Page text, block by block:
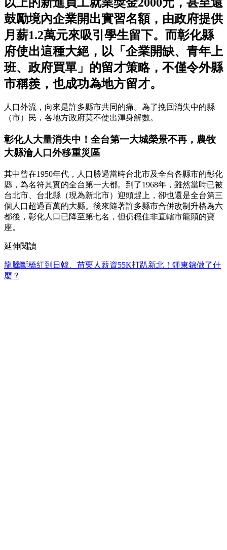
以上的新進員工就業獎金2000元，甚至還
鼓勵境內企業開出實習名額，由政府提供
月薪1.2萬元來吸引學生留下。而彰化縣
府使出這種大絕，以「企業開缺、青年上
班、政府買單」的留才策略，不僅令外縣
市稱羨，也成功為地方留才。
人口外流，向來是許多縣市共同的痛。為了挽回消失中的縣
（市）民，各地方政府莫不使出渾身解數。
彰化人大量消失中！全台第一大城榮景不再，農牧
大縣淪人口外移重災區
其中曾在1950年代，人口勝過當時台北市及全台各縣市的彰化
縣，為名符其實的全台第一大都。到了1968年，雖然當時已被
台北市、台北縣（現為新北市）迎頭趕上，卻也還是全台第三
個人口超過百萬的大縣。後來隨著許多縣市合併改制升格為六
都後，彰化人口已降至第七名，但仍穩住非直轄市龍頭的寶
座。
延伸閱讀
龍騰斷橋紅到日韓、苗栗人薪資55K打趴新北！鍾東錦做了什
麼？